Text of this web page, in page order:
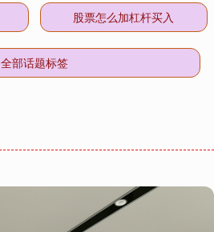
股票怎么加杠杆买入
全部话题标签